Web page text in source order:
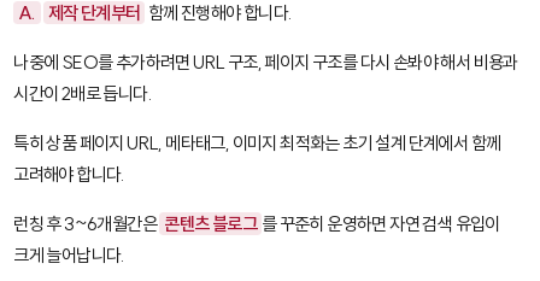
A. 제작 단계부터 함께 진행해야 합니다.
나중에 SEO를 추가하려면 URL 구조, 페이지 구조를 다시 손봐야 해서 비용과
시간이 2배로 듭니다.
특히 상품 페이지 URL, 메타태그, 이미지 최적화는 초기 설계 단계에서 함께
고려해야 합니다.
런칭 후 3~6개월간은 콘텐츠 블로그 를 꾸준히 운영하면 자연 검색 유입이
크게 늘어납니다.